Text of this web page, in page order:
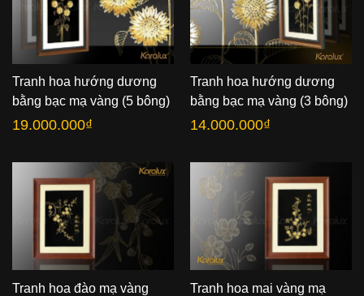
Tranh hoa hướng dương
bằng bạc mạ vàng (5 bông)
19.000.000₫
Tranh hoa hướng dương
bằng bạc mạ vàng (3 bông)
14.000.000₫
Tranh hoa đào mạ vàng
Tranh hoa mai vàng mạ